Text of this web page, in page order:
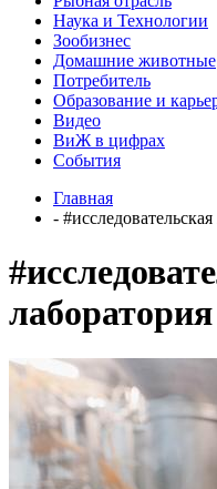
Наука и Технологии
Зообизнес
Домашние животные
Потребитель
Образование и
Видео
ВиЖ в цифрах
События
Главная
-
лаборатория